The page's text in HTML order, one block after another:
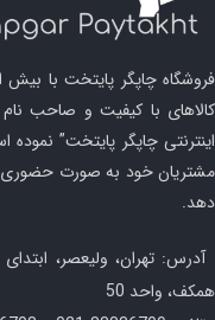
فروشگاه چاپگر پایتخت با
کالاهای با کیفیت و صاحب
اینترنتی چاپگر پایتخت”
مشتریان خود به صورت حضوری
دهد.
آدرس: تهران، ولیعصر، ابتدای
همکف، واحد 50